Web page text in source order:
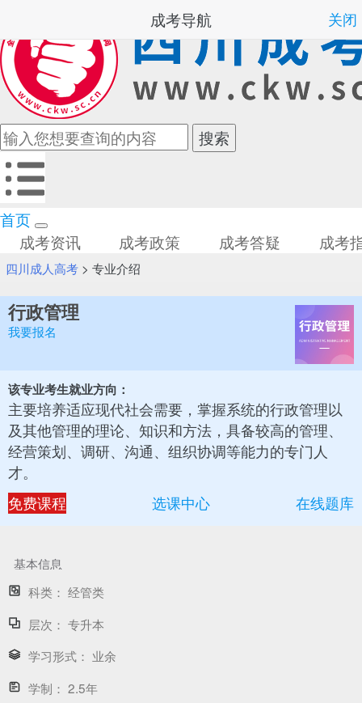
首页
成考资讯
成考政策 成考答疑 成考
四川成人高考> 专业介绍
行政管理
我要报名
该专业考生就业方向：
主要培养适应现代社会需要，掌握系统的行政管理以
及其他管理的理论、知识和方法，具备较高的管理、
经营策划、调研、沟通、组织协调等能力的专门人
才。
免费课程
选课中心 在线题库
基本信息
科类： 经管类
层次： 专升本
学习形式： 业余
学制： 2.5年
成考导航 关闭